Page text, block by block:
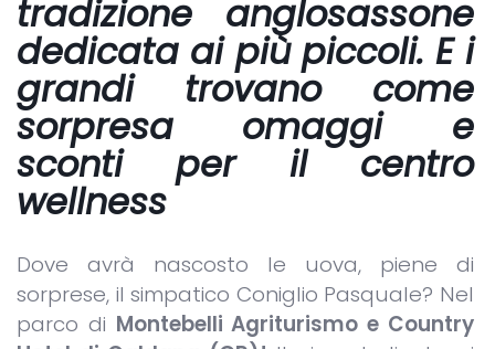
tradizione anglosassone
dedicata ai più piccoli. E i
grandi trovano come
sorpresa omaggi e
sconti per il centro
wellness
Dove avrà nascosto le uova, piene di
sorprese, il simpatico Coniglio Pasquale? Nel
parco di Montebelli Agriturismo e Country